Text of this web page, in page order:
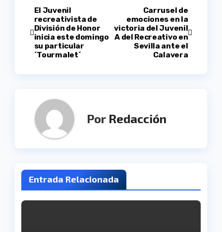
Navegación
de
entradas
Carrusel de
emociones en la
victoria del Juvenil
A del Recreativo en
Sevilla ante el
Calavera
El Juvenil
recreativista de
División de Honor
inicia este domingo
su particular
´Tourmalet´
Por Redacción
Entrada Relacionada